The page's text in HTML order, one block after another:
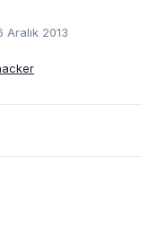
Aralık 2013